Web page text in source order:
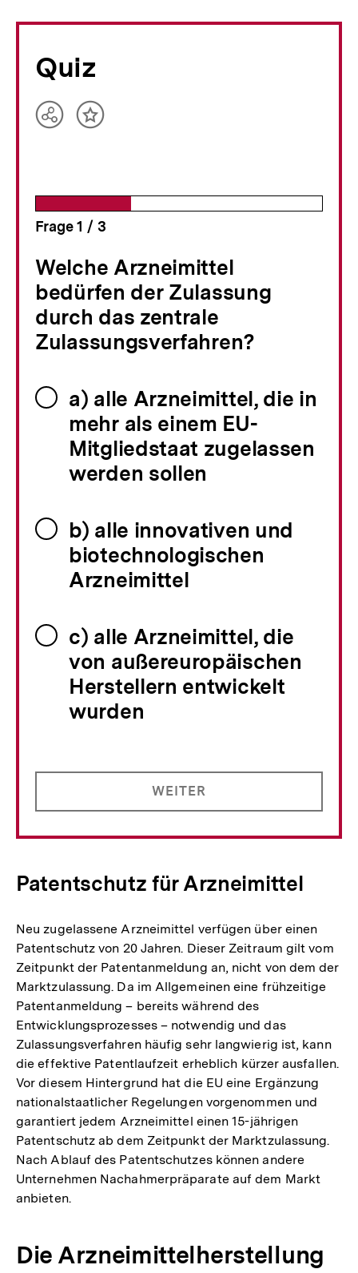
Quiz
TeilenInhalt
Frage1 / von
3
Welche Arzneimittel
bedürfen der Zulassung
durch das zentrale
Zulassungsverfahren?
a) alle Arzneimittel, die in
mehr als einem EU-
Mitgliedstaat zugelassen
werden sollen
b) alle innovativen und
biotechnologischen
Arzneimittel
c) alle Arzneimittel, die
von außereuropäischen
Herstellern entwickelt
wurden
WEITER
Patentschutz für Arzneimittel
Neu zugelassene Arzneimittel verfügen über einen
Patentschutz von 20 Jahren. Dieser Zeitraum gilt vom
Zeitpunkt der Patentanmeldung an, nicht von dem der
Marktzulassung. Da im Allgemeinen eine frühzeitige
Patentanmeldung – bereits während des
Entwicklungsprozesses – notwendig und das
Zulassungsverfahren häufig sehr langwierig ist, kann
die effektive Patentlaufzeit erheblich kürzer ausfallen.
Vor diesem Hintergrund hat die EU eine Ergänzung
nationalstaatlicher Regelungen vorgenommen und
garantiert jedem Arzneimittel einen 15-jährigen
Patentschutz ab dem Zeitpunkt der Marktzulassung.
Nach Ablauf des Patentschutzes können andere
Unternehmen Nachahmerpräparate auf dem Markt
anbieten.
Die Arzneimittelherstellung